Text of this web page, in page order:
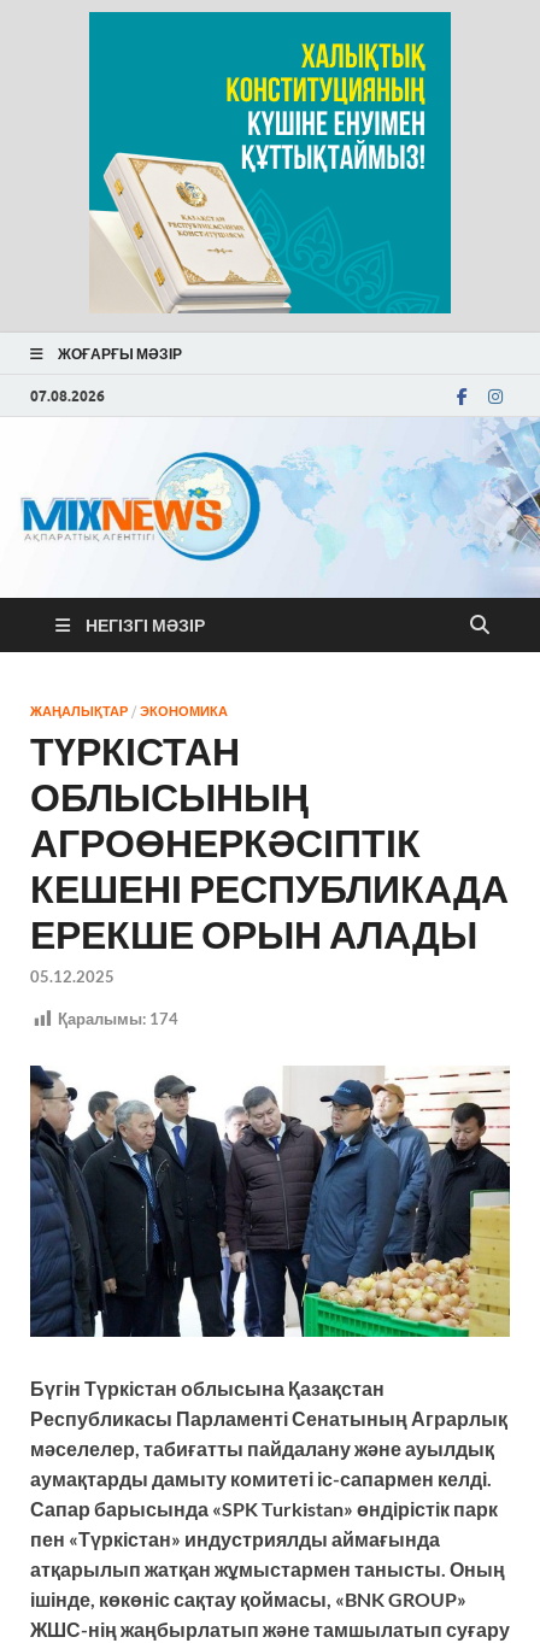
ЖОҒАРҒЫ МӘЗІР
07.08.2026
MixNews
НЕГІЗГІ МӘЗІР
ЖАҢАЛЫҚТАР / ЭКОНОМИКА
ТҮРКІСТАН
ОБЛЫСЫНЫҢ
АГРОӨНЕРКӘСІПТІК
КЕШЕНІ РЕСПУБЛИКАДА
ЕРЕКШЕ ОРЫН АЛАДЫ
05.12.2025
Қаралымы: 174
Бүгін Түркістан облысына Қазақстан
Республикасы Парламенті Сенатының Аграрлық
мәселелер, табиғатты пайдалану және ауылдық
аумақтарды дамыту комитеті іс-сапармен келді.
Сапар барысында «SPK Turkistan» өндірістік парк
пен «Түркістан» индустриялды аймағында
атқарылып жатқан жұмыстармен танысты. Оның
ішінде, көкөніс сақтау қоймасы, «BNK GROUP»
ЖШС-нің жаңбырлатып және тамшылатып суғару